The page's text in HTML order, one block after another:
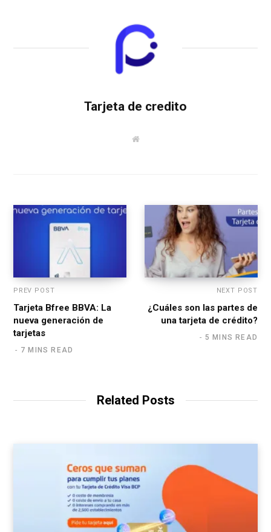
Tarjeta de credito
W
PREV POST
Tarjeta Bfree BBVA: La
nueva generación de
tarjetas
7 MINS READ
NEXT POST
¿Cuáles son las partes de
una tarjeta de crédito?
5 MINS READ
Related Posts